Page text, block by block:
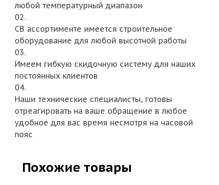
любой температурный диапазон
02.
СВ ассортименте имеется строительное
оборудование для любой высотной работы
03.
Имеем гибкую скидочную систему для наших
постоянных клиентов
04.
Наши технические специалисты, готовы
отреагировать на ваше обращение в любое
удобное для вас время несмотря на часовой
пояс
Похожие товары